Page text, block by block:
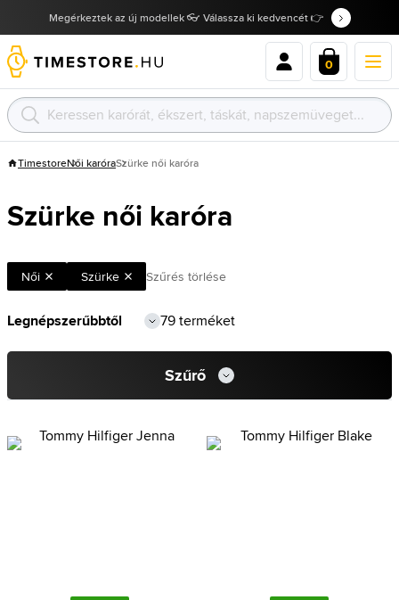
Megérkeztek az új modellek 👓 Válassza ki kedvencét 👉
0
TimestoreNői karóraSzürke női karóra
Szürke női karóra
Női Szürke Szűrés törlése
79 terméket
Szűrő